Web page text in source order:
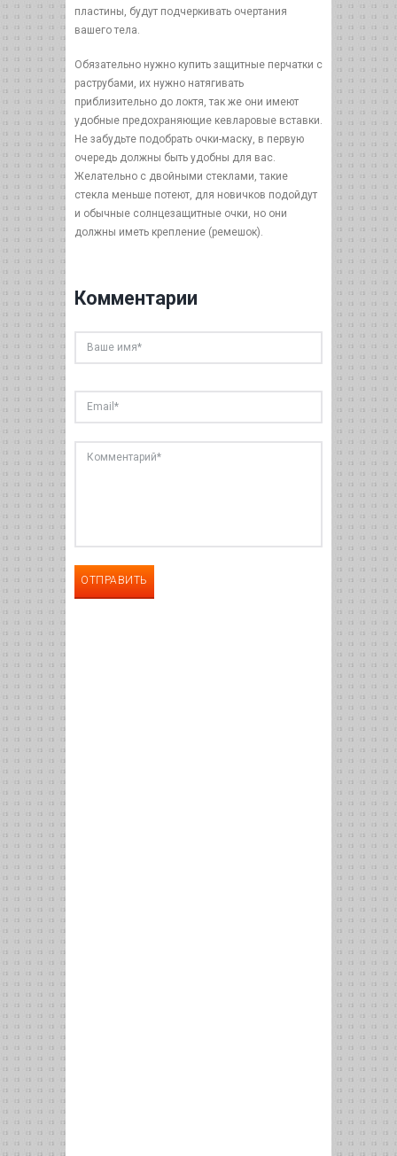
пластины, будут подчеркивать очертания
вашего тела.
Обязательно нужно купить защитные перчатки с
раструбами, их нужно натягивать
приблизительно до локтя, так же они имеют
удобные предохраняющие кевларовые вставки.
Не забудьте подобрать очки-маску, в первую
очередь должны быть удобны для вас.
Желательно с двойными стеклами, такие
стекла меньше потеют, для новичков подойдут
и обычные солнцезащитные очки, но они
должны иметь крепление (ремешок).
Комментарии